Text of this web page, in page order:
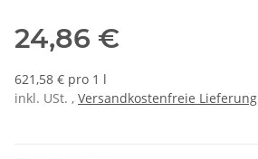
24,86 €
621,58 € pro 1 l
inkl. USt. , Versandkostenfreie Lieferung